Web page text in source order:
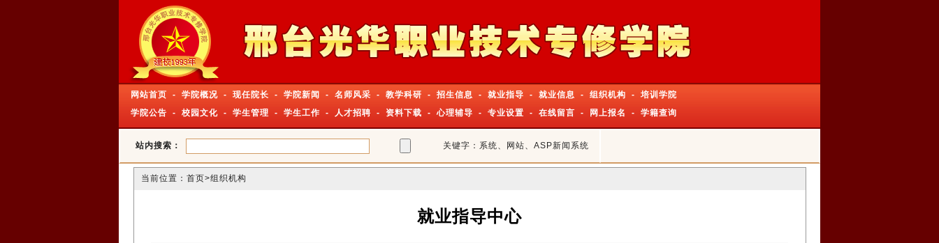
网站首页 - 学院概况 - 现任院长 - 学院新闻 - 名师风采 - 教学科研 - 招生信息 - 就业指导 - 就业信息 - 组织机构 -
培训学院
学院公告 - 校园文化 - 学生管理 - 学生工作 - 人才招聘 - 资料下载 -心理辅导 - 专业设置 - 在线留言 - 网上报名 - 学籍查询
站内搜索： 关键字：系统、网站、ASP新闻系统
当前位置： 首页>组织机构
就业指导中心